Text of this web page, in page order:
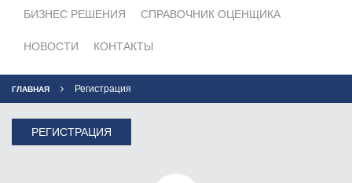
БИЗНЕС РЕШЕНИЯ СПРАВОЧНИК ОЦЕНЩИКА
НОВОСТИ КОНТАКТЫ
ГЛАВНАЯ Регистрация
РЕГИСТРАЦИЯ